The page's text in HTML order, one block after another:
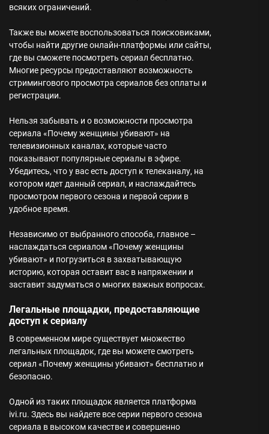
всяких ограничений.
Также вы можете воспользоваться поисковиками,
чтобы найти другие онлайн-платформы или сайты,
где вы сможете посмотреть сериал бесплатно.
Многие ресурсы предоставляют возможность
стримингового просмотра сериалов без оплаты и
регистрации.
Нельзя забывать и о возможности просмотра
сериала «Почему женщины убивают» на
телевизионных каналах, которые часто
показывают популярные сериалы в эфире.
Убедитесь, что у вас есть доступ к телеканалу, на
котором идет данный сериал, и наслаждайтесь
просмотром первого сезона и первой серии в
удобное время.
Независимо от выбранного способа, главное –
наслаждаться сериалом «Почему женщины
убивают» и погрузиться в захватывающую
историю, которая оставит вас в напряжении и
заставит задуматься о многих важных вопросах.
Легальные площадки, предоставляющие
доступ к сериалу
В современном мире существует множество
легальных площадок, где вы можете смотреть
сериал «Почему женщины убивают» бесплатно и
безопасно.
Одной из таких площадок является платформа
ivi.ru. Здесь вы найдете все серии первого сезона
сериала в высоком качестве и совершенно